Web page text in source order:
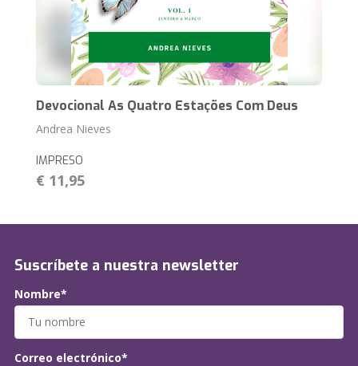
Devocional As Quatro Estações Com Deus
Andrea Nieves
IMPRESO
€ 11,95
Suscríbete a nuestra newsletter
Nombre*
Correo electrónico*